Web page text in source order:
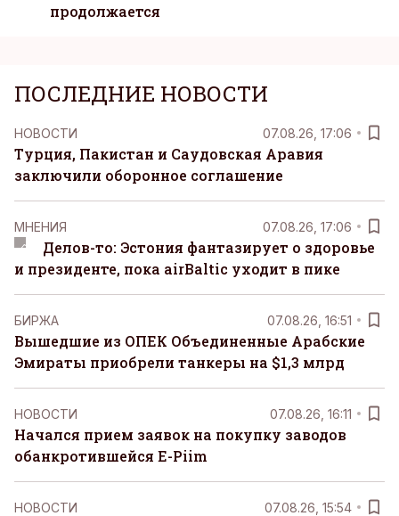
продолжается
ПОСЛЕДНИЕ НОВОСТИ
НОВОСТИ 07.08.26, 17:06
Турция, Пакистан и Саудовская Аравия
заключили оборонное соглашение
MНЕНИЯ 07.08.26, 17:06
Делов-то: Эстония фантазирует о здоровье
и президенте, пока airBaltic уходит в пике
БИРЖА 07.08.26, 16:51
Вышедшие из ОПЕК Объединенные Арабские
Эмираты приобрели танкеры на $1,3 млрд
НОВОСТИ 07.08.26, 16:11
Начался прием заявок на покупку заводов
обанкротившейся E-Piim
НОВОСТИ 07.08.26, 15:54